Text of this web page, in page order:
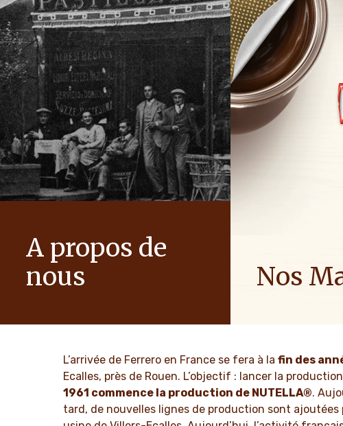
A propos de
nous
EN SAVOIR PLUS
Nos
EN SAVOIR
L’arrivée de Ferrero en France se fera à lafin des
Ecalles, près de Rouen. L’objectif : lancer la
1961 commence la production de NUTELLA®.
tard, de nouvelles lignes de production sont